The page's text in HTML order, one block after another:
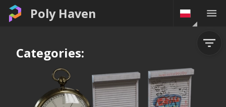
Poly Haven
Categories: